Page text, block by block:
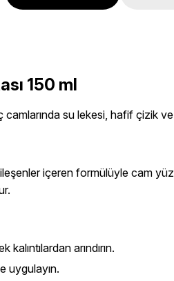
150 ml
camlarında su lekesi, hafif çizik
içeren formülüyle cam
arındırın.
uygulayın.